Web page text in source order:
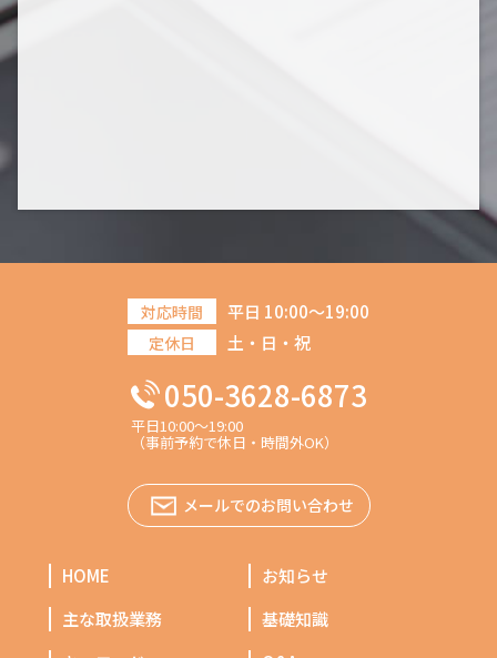
対応時間 平日 10:00～19:00
定休日 土・日・祝
050-3628-6873
平日10:00～19:00
（事前予約で休日・時間外OK）
メールでのお問い合わせ
HOME
お知らせ
主な取扱業務
基礎知識